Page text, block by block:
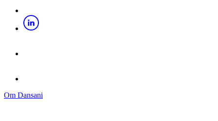
Om Dansani